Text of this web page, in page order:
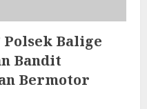
Polsek Balige
Bandit
Bermotor